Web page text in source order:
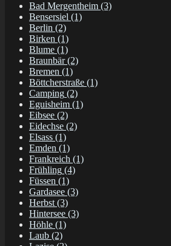
Bad Mergentheim (3)
Bensersiel (1)
Berlin (2)
Birken (1)
Blume (1)
Braunbär(2)
Bremen (1)
Böttcherstraße (1)
Camping (2)
Eguisheim (1)
Eibsee (2)
Eidechse (2)
Elsass (1)
Emden (1)
Frankreich (1)
Frühling (4)
Füssen (1)
Gardasee (3)
Herbst (3)
Hintersee (3)
Höhle (1)
Laub (2)